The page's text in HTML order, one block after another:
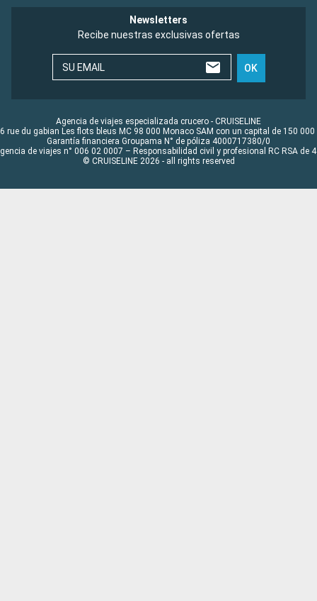
Newsletters
Recibe nuestras exclusivas ofertas
SU EMAIL OK
Agencia de viajes especializada crucero - CRUISELINE
rue du gabian Les flots bleus MC 98 000 Monaco SAM con un capital de 150 000
Garantía financiera Groupama N° de póliza 4000717380/0
de viajes n° 006 02 0007 – Responsabilidad civil y profesional RC RSA de
© CRUISELINE 2026 - all rights reserved